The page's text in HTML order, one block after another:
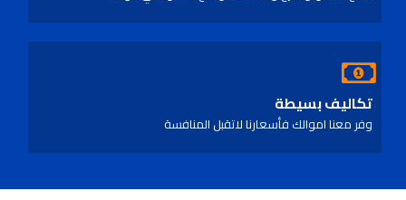
تكاليف بسيطة
وفر معنا اموالك فأسعارنا لاتقبل المنافسة